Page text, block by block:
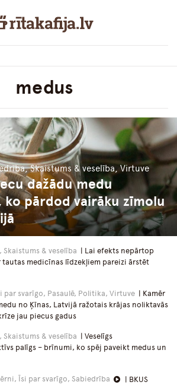
medus
Skaistums & veselība, Virtuve
dažādu medu
pārdod vairāku zīmolu
Skaistums & veselība | Lai efekts nepārtop
tautas medicīnas līdzekļiem pareizi ārstēt
par svarīgo, Pasaulē, Politika, Virtuve | Kamēr
no Ķīnas, Latvijā ražotais krājas noliktavās
jau piecus gadus
Skaistums & veselība | Veselīgs
palīgs – brīnumi, ko spēj paveikt medus un
Īsi par svarīgo, Sabiedrība
| BKUS